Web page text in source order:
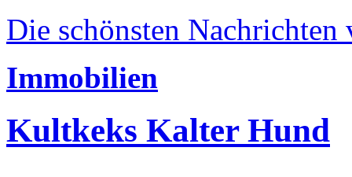
Die schönsten Nachrichten
Immobilien
Kultkeks Kalter Hund